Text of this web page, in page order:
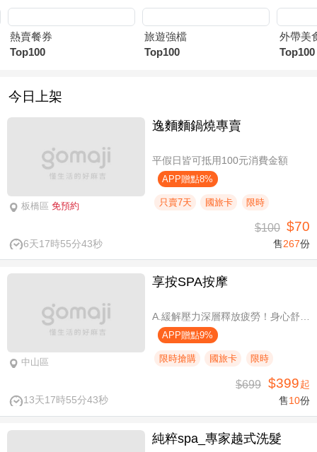
熱賣餐券
Top100
旅遊強檔
Top100
外帶美
Top100
今日上架
板橋區 免預約
逸麵麵鍋燒專賣
平假日皆可抵用100元消費金額
APP贈點8%
只賣7天 國旅卡 限時
6天17時55分42秒
$100 $70
售267份
中山區
享按SPA按摩
A.緩解壓力深層釋放疲勞！身心舒壓SPA60分(純手技) / B.緩解壓力 × 放鬆身心 × 深層釋放疲勞！讓身體與情緒同步放鬆全程90分身心舒壓(純手技) / C.打造最適合自己的放鬆！自由搭配客製化四選三舒壓全程90分(手技90分) / D.忙碌也能快速充電！客製化四選一舒壓30分(手技30分)
APP贈點9%
限時搶購 國旅卡 限時
13天17時55分42秒
$699 $399起
售10份
純粹spa_專家越式洗髮